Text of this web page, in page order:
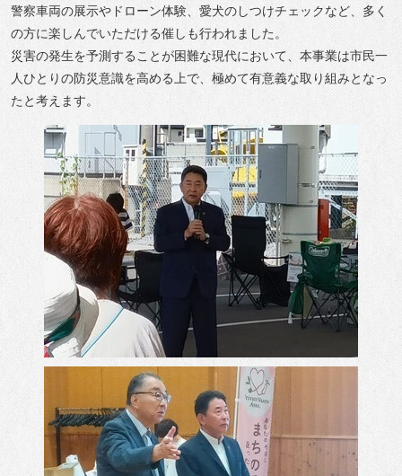
警察車両の展示やドローン体験、愛犬のしつけチェックなど、多く
の方に楽しんでいただける催しも行われました。
災害の発生を予測することが困難な現代において、本事業は市民一
人ひとりの防災意識を高める上で、極めて有意義な取り組みとなっ
たと考えます。